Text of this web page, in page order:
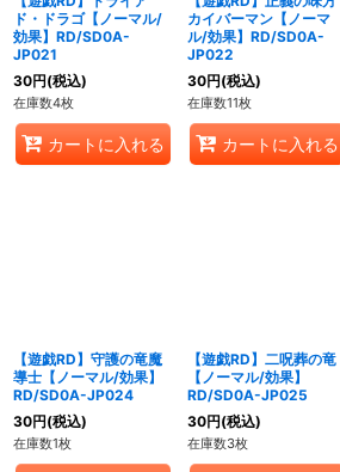
ド・ドラゴ【ノーマル/
効果】RD/SD0A-
JP021
30円(税込)
在庫数4枚
カートに入れる
カイバーマン【ノーマ
ル/効果】RD/SD0A-
JP022
30円(税込)
在庫数11枚
カートに入れる
【遊戯RD】守護の竜魔
導士【ノーマル/効果】
RD/SD0A-JP024
30円(税込)
在庫数1枚
【遊戯RD】二呪葬の竜
【ノーマル/効果】
RD/SD0A-JP025
30円(税込)
在庫数3枚